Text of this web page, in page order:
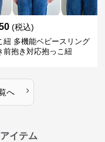
(税込)
紐 多機能ベビースリング
前抱き対応抱っこ紐
へ ›
イテム